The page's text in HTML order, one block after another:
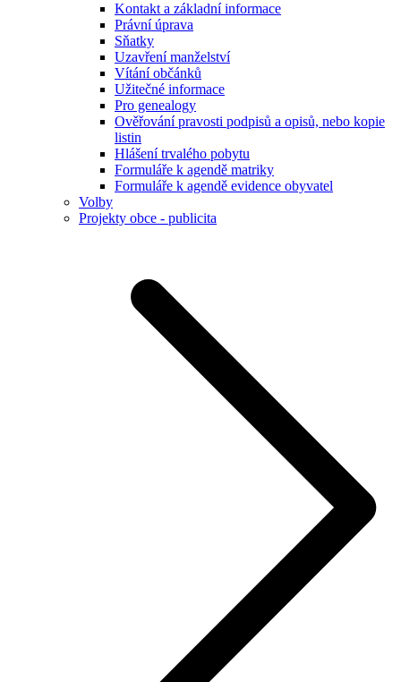
Kontakt a základní informace
Právní úprava
Sňatky
Uzavření manželství
Vítání občánků
Užitečné informace
Pro genealogy
Ověřování pravosti podpisů a opisů, nebo kopie
listin
Hlášení trvalého pobytu
Formuláře k agendě matriky
Formuláře k agendě evidence obyvatel
Volby
Projekty obce - publicita